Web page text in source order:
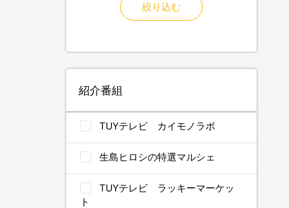
絞り込む
紹介番組
TUYテレビ カイモノラボ
生島ヒロシの特選マルシェ
TUYテレビ ラッキーマーケッ
ト